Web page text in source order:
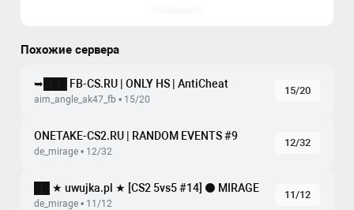
Похожие сервера
➥███ FB-CS.RU | ONLY HS | AntiCheat
aim_angle_ak47_fb • 15/20
15/20
ONETAKE-CS2.RU | RANDOM EVENTS #9
de_mirage • 12/32
12/32
██ ★ uwujka.pl ★ [CS2 5vs5 #14] ⚫ MIRAGE
de_mirage • 11/12
11/12